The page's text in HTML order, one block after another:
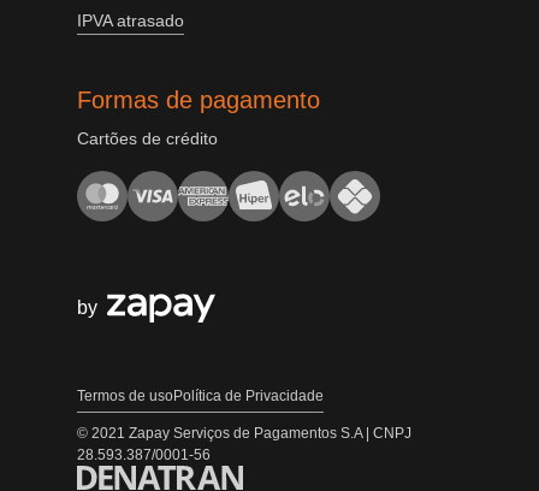
IPVA atrasado
Formas de pagamento
Cartões de crédito
by
Termos de usoPolítica de Privacidade
© 2021 Zapay Serviços de Pagamentos S.A | CNPJ
28.593.387/0001-56